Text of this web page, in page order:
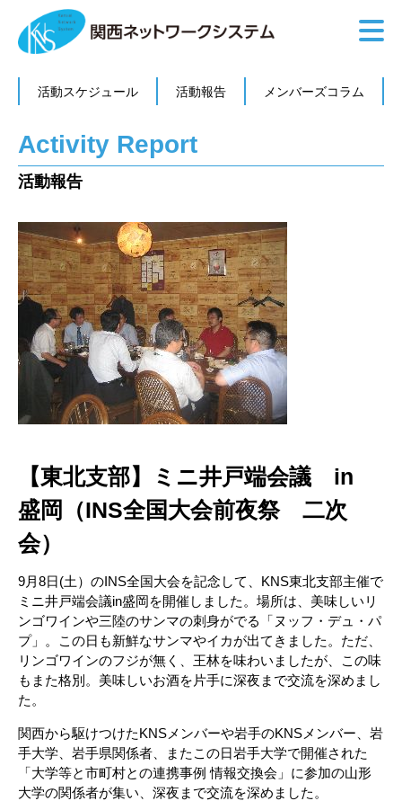
活動スケジュール 活動報告 メンバーズコラム
Activity Report
活動報告
【東北支部】ミニ井戸端会議 in
盛岡（INS全国大会前夜祭 二次
会）
9月8日(土）のINS全国大会を記念して、KNS東北支部主催で
ミニ井戸端会議in盛岡を開催しました。場所は、美味しいリ
ンゴワインや三陸のサンマの刺身がでる「ヌッフ・デュ・パ
プ」。この日も新鮮なサンマやイカが出てきました。ただ、
リンゴワインのフジが無く、王林を味わいましたが、この味
もまた格別。美味しいお酒を片手に深夜まで交流を深めまし
た。
関西から駆けつけたKNSメンバーや岩手のKNSメンバー、岩
手大学、岩手県関係者、またこの日岩手大学で開催された
「大学等と市町村との連携事例 情報交換会」に参加の山形
大学の関係者が集い、深夜まで交流を深めました。